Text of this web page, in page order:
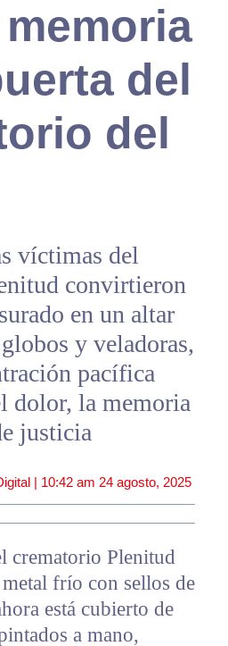
del
del
víctimas del
convirtieron
en un altar
y veladoras,
pacífica
dolor, la memoria
justicia
| 10:42 am 24 agosto, 2025
crematorio Plenitud
frío con sellos de
está cubierto de
a mano,